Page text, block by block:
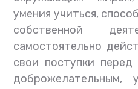
умения учиться,
собственной
самостоятельно
свои поступки